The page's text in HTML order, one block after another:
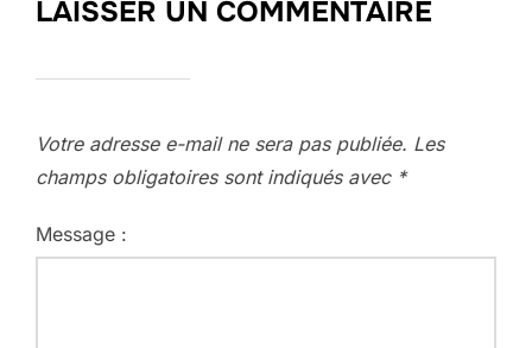
LAISSER UN COMMENTAIRE
Votre adresse e-mail ne sera pas publiée. Les
champs obligatoires sont indiqués avec *
Message :